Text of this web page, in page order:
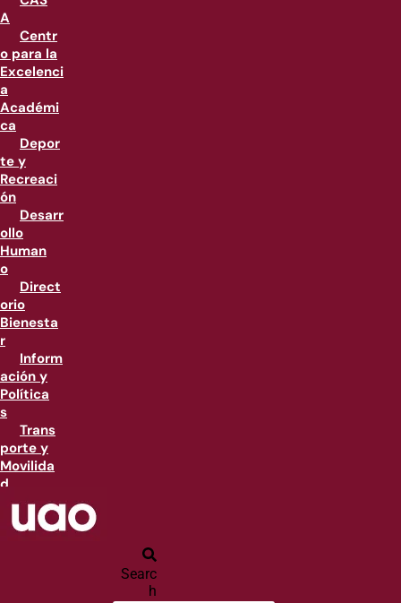
A
Centr
o para la
Excelenci
a
Académi
ca
Depor
te y
Recreaci
ón
Desarr
ollo
Human
o
Direct
orio
Bienesta
r
Inform
ación y
Política
s
Trans
porte y
Movilida
d
Searc
h